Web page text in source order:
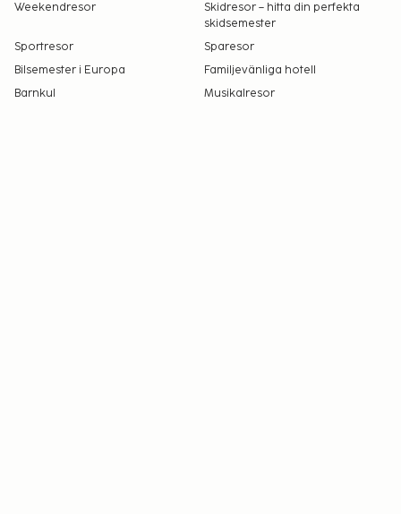
Weekendresor
Skidresor – hitta din perfekta
skidsemester
Sportresor
Sparesor
Bilsemester i Europa
Familjevänliga hotell
Barnkul
Musikalresor